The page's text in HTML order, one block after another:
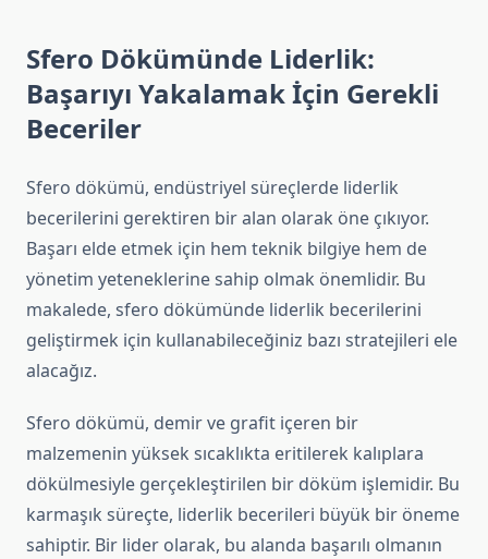
Sfero Dökümünde Liderlik:
Başarıyı Yakalamak İçin Gerekli
Beceriler
Sfero dökümü, endüstriyel süreçlerde liderlik
becerilerini gerektiren bir alan olarak öne çıkıyor.
Başarı elde etmek için hem teknik bilgiye hem de
yönetim yeteneklerine sahip olmak önemlidir. Bu
makalede, sfero dökümünde liderlik becerilerini
geliştirmek için kullanabileceğiniz bazı stratejileri ele
alacağız.
Sfero dökümü, demir ve grafit içeren bir
malzemenin yüksek sıcaklıkta eritilerek kalıplara
dökülmesiyle gerçekleştirilen bir döküm işlemidir. Bu
karmaşık süreçte, liderlik becerileri büyük bir öneme
sahiptir. Bir lider olarak, bu alanda başarılı olmanın